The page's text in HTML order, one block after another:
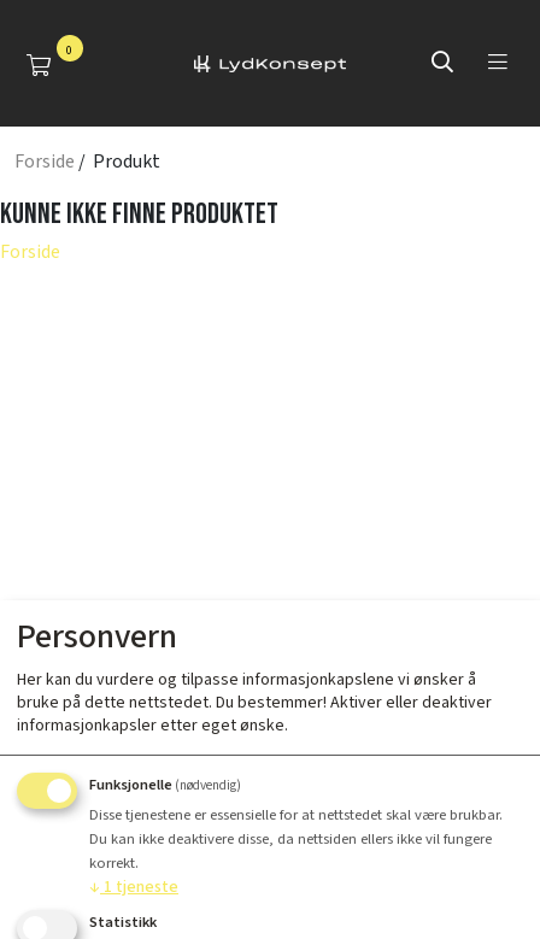
0
Forside / Produkt
Kunne ikke finne produktet
Forside
Personvern
Her kan du vurdere og tilpasse informasjonkapslene vi ønsker å
bruke på dette nettstedet. Du bestemmer! Aktiver eller deaktiver
informasjonkapsler etter eget ønske.
Funksjonelle (nødvendig)
Disse tjenestene er essensielle for at nettstedet skal være brukbar.
Du kan ikke deaktivere disse, da nettsiden ellers ikke vil fungere
korrekt.
↓ 1 tjeneste
Statistikk